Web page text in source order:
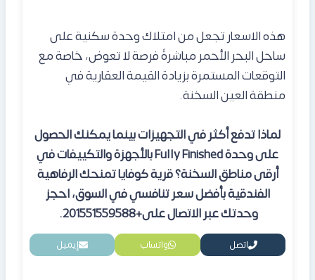
هذه الاسعار تجعل من امتلاك وحدة سكنية على
ساحل البحر الأحمر مباشرةً فرصة لا تعوض، خاصة مع
التوقعات المستمرة بزيادة القيمة العقارية في
منطقة العين السخنة.
لماذا تدفع أكثر في التجهيزات بينما يمكنك الحصول
على وحدة Fully Finished بالأجهزة والتكييفات في
أرقى مناطق السخنة؟ قرية كوفايا تمنحك الرفاهية
الفندقية بأفضل سعر تنافسي في السوق، احجز
وحدتك عبر الاتصال على+201551559588.
اتصل واتساب إيميل